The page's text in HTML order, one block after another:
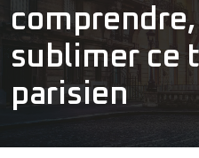
sublimer ce
parisien